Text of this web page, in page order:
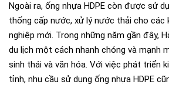
Ngoài ra, ống nhựa HDPE còn được sử
thống cấp nước, xử lý nước thải cho các
nghiệp mới. Trong những năm gần đây,
du lịch một cách nhanh chóng và mạnh
sinh thái và văn hóa. Với việc phát triển
tỉnh, nhu cầu sử dụng ống nhựa HDPE